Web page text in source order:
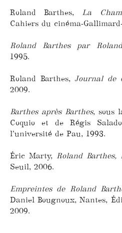
Roland Barthes, La
Cahiers du cinéma-
Roland Barthes par
1995.
Roland Barthes,Journal de
2009.
Barthes après Barthes, sous
Coquio et de Régis
l’université de Pau, 1993.
Éric Marty, Roland Barthes,
Seuil, 2006.
Empreintes de Roland
Daniel Bougnoux, Nantes,
2009.